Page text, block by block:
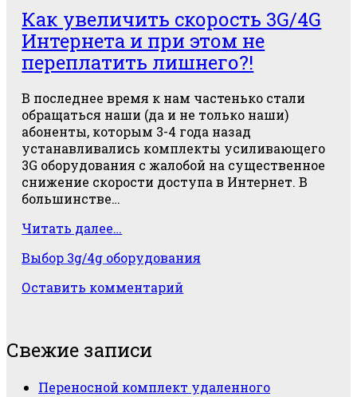
<span>Petra
mimo
unibox</span>
Как увеличить скорость 3G/4G
Интернета и при этом не
переплатить лишнего?!
В последнее время к нам частенько стали
обращаться наши (да и не только наши)
абоненты, которым 3-4 года назад
устанавливались комплекты усиливающего
3G оборудования с жалобой на существенное
снижение скорости доступа в Интернет. В
большинстве…
Читать далее…
скорость
Интернета
этом
не
Выбор 3g/4g оборудования
Оставить комментарий
Главная
Свежие записи
Переносной комплект удаленного